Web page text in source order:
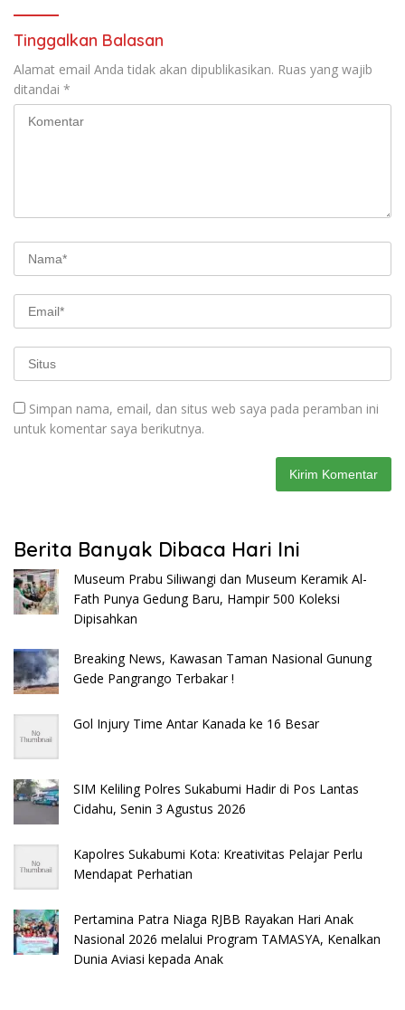
Tinggalkan Balasan
Alamat email Anda tidak akan dipublikasikan. Ruas yang wajib
ditandai *
Simpan nama, email, dan situs web saya pada peramban ini
untuk komentar saya berikutnya.
Berita Banyak Dibaca Hari Ini
Museum Prabu Siliwangi dan Museum Keramik Al-
Fath Punya Gedung Baru, Hampir 500 Koleksi
Dipisahkan
Breaking News, Kawasan Taman Nasional Gunung
Gede Pangrango Terbakar !
Gol Injury Time Antar Kanada ke 16 Besar
SIM Keliling Polres Sukabumi Hadir di Pos Lantas
Cidahu, Senin 3 Agustus 2026
Kapolres Sukabumi Kota: Kreativitas Pelajar Perlu
Mendapat Perhatian
Pertamina Patra Niaga RJBB Rayakan Hari Anak
Nasional 2026 melalui Program TAMASYA, Kenalkan
Dunia Aviasi kepada Anak